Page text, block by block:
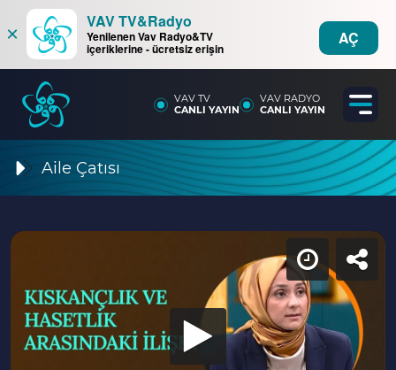
×
VAV TV&Radyo
Yenilenen Vav Radyo&TV
içeriklerine - ücretsiz erişin
AÇ
VAV TV
CANLI YAYIN
VAV RADYO
CANLI YAYIN
Aile Çatısı